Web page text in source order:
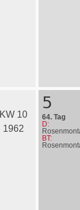
KW 10
1962
5
64. Tag
D:
BT: